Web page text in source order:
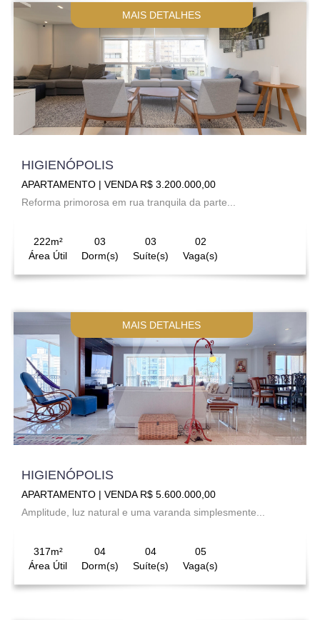
MAIS DETALHES
HIGIENÓPOLIS
APARTAMENTO | VENDA R$ 3.200.000,00
Reforma primorosa em rua tranquila da parte...
222m²
Área Útil
03
Dorm(s)
03
Suíte(s)
02
Vaga(s)
MAIS DETALHES
HIGIENÓPOLIS
APARTAMENTO | VENDA R$ 5.600.000,00
Amplitude, luz natural e uma varanda simplesmente...
317m²
Área Útil
04
Dorm(s)
04
Suíte(s)
05
Vaga(s)